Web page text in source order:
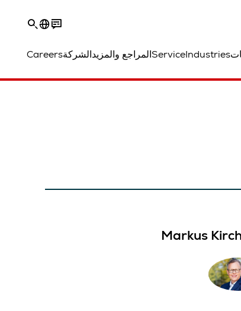
Industries
Serviceالمراجع والمزيدالشركةCareers
Markus